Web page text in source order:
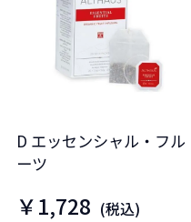
D エッセンシャル・フル
ーツ
￥1,728 (税込)